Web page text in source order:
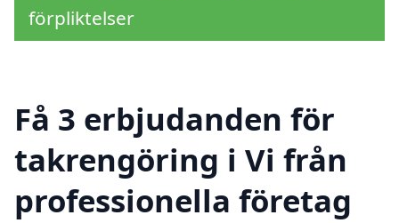
förpliktelser
Få 3 erbjudanden för
takrengöring i Vi från
professionella företag